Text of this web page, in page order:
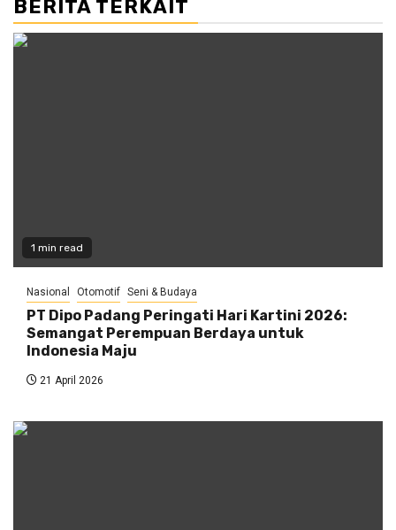
BERITA TERKAIT
1 min read
Nasional Otomotif Seni & Budaya
PT Dipo Padang Peringati Hari Kartini 2026:
Semangat Perempuan Berdaya untuk
Indonesia Maju
21 April 2026